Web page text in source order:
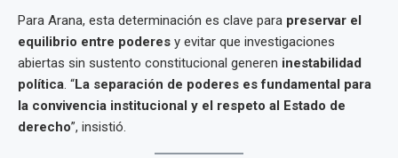
Para Arana, esta determinación es clave para preservar el
equilibrio entre poderes y evitar que investigaciones
abiertas sin sustento constitucional generen inestabilidad
política. “La separación de poderes es fundamental para
la convivencia institucional y el respeto al Estado de
derecho”, insistió.